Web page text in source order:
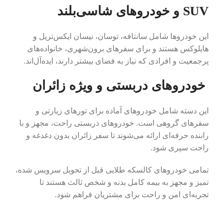
SUV و خودروهای شاسی‌بلند
این خودروها شامل سانتافه، توسان، نیسان ایکس‌تریل و
هایلوکس هستند و برای سفرهای برون‌شهری، خانواده‌های
پرجمعیت و افرادی که نیاز به فضای بیشتر دارند، ایده‌آل‌اند.
خودروهای دربستی و ویژه زائران
این دسته شامل خودروهای آماده برای تورهای زیارتی و
سفرهای گروهی است. خودروهای دربستی راحت، مجهز و با
راننده حرفه‌ای ارائه می‌شوند تا سفر زائران بدون دغدغه و
راحت سپری شود.
تمامی خودروهای کالسکه طلایی قبل از تحویل سرویس شده،
تمیز و مجهز به بیمه کامل بدنه و شخص ثالث هستند تا
تجربه‌ای امن و راحت برای مشتریان فراهم شود.